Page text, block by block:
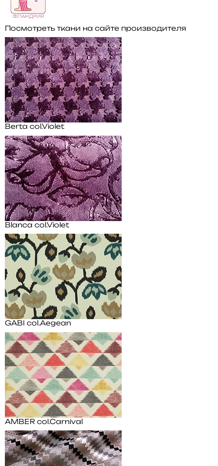
Посмотреть ткани на сайте производителя
Berta col.Violet
Blanca col.Violet
GABI col.Aegean
AMBER col.Carnival